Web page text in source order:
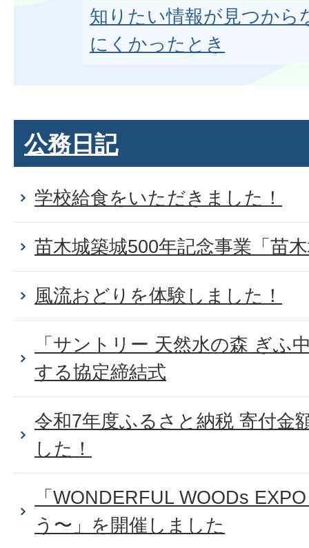
知りたい情報が見つから
にくかったとき
公務日記
学校給食をいただきました！
苗木城築城500年記念事業「苗
風流おどりを体験しました！
「サントリー 天然水の森 ぎふ
する協定締結式
令和7年度ふるさと納税 寄付金
した！
「WONDERFUL WOODs
う〜」を開催しました